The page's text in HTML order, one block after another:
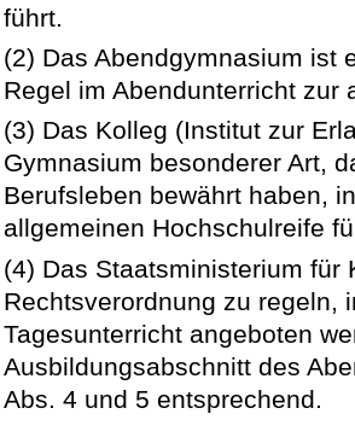
führt.
(2) Das Abendgymnasium ist
Regel im Abendunterricht zur
(3) Das Kolleg (Institut zur
Gymnasium besonderer Art,
Berufsleben bewährt haben,
allgemeinen Hochschulreife
(4) Das Staatsministerium für
Rechtsverordnung zu regeln,
Tagesunterricht angeboten
Ausbildungsabschnitt des
Abs. 4 und 5 entsprechend.